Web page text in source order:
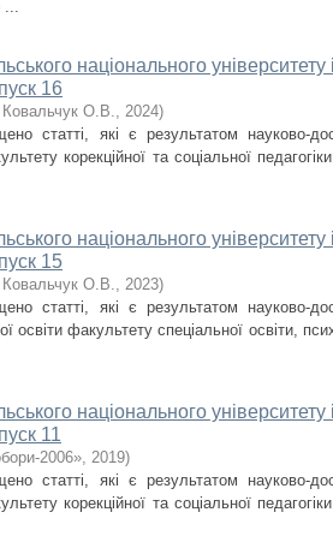
...
національного університету
16
О.В., 2024)
статті, які є результатом науково-
корекційної та соціальної
національного університету
15
О.В., 2023)
статті, які є результатом науково-
освіти факультету спеціальної освіти,
національного університету
11
2006», 2019)
статті, які є результатом науково-
корекційної та соціальної